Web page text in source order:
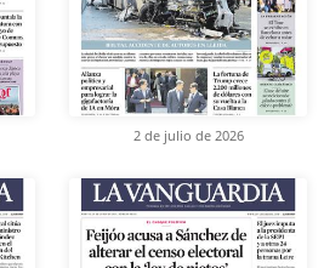
2 de julio de 2026